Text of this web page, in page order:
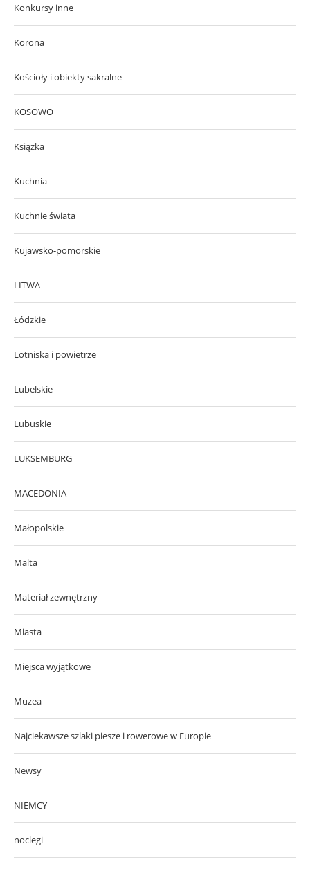
Konkursy inne
Korona
Kościoły i obiekty sakralne
KOSOWO
Książka
Kuchnia
Kuchnie świata
Kujawsko-pomorskie
LITWA
Łódzkie
Lotniska i powietrze
Lubelskie
Lubuskie
LUKSEMBURG
MACEDONIA
Małopolskie
Malta
Materiał zewnętrzny
Miasta
Miejsca wyjątkowe
Muzea
Najciekawsze szlaki piesze i rowerowe w Europie
Newsy
NIEMCY
noclegi